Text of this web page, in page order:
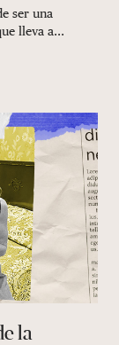
ser una
lleva a...
la